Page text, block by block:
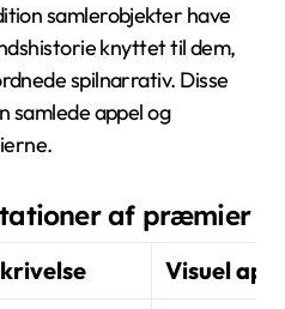
samlerobjekter have
knyttet til dem,
spilnarrativ. Disse
samlede appel og
af præmier
Visuel